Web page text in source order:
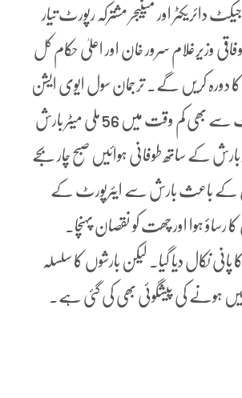
دائریکٹر اور مینیجر مشترکہ رپورٹ تیار
وزیرغلام سرور خان اور اعلیٰ حکام کل
کا دورہ کریں گے۔ ترجمان سول ایوی ایشن
کا کہنا ہے کہ 90 منٹ سے بھی کم وقت میں 56 ملی میٹر بارش
کے ساتھ طوفانی ہوائیں صبح چار بجے
کے باعث بارش سے ایئرپورٹ کے
ہوا اور چھت کو نقصان پہنچا۔
نکال دیا گیا۔ لیکن بارشوں کا سلسلہ
ہونے کی پیشگوئی بھی کی گئی ہے۔